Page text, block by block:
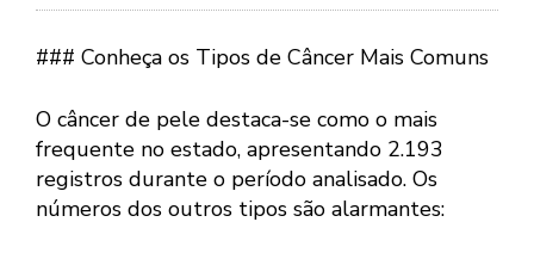
### Conheça os Tipos de Câncer Mais Comuns
O câncer de pele destaca-se como o mais
frequente no estado, apresentando 2.193
registros durante o período analisado. Os
números dos outros tipos são alarmantes: